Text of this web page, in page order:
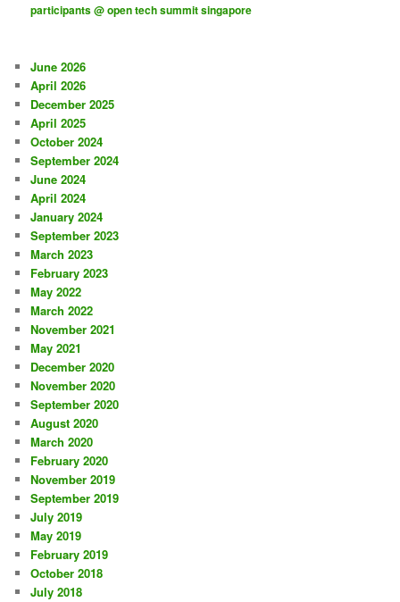
participants @ open tech summit singapore
June 2026
April 2026
December 2025
April 2025
October 2024
September 2024
June 2024
April 2024
January 2024
September 2023
March 2023
February 2023
May 2022
March 2022
November 2021
May 2021
December 2020
November 2020
September 2020
August 2020
March 2020
February 2020
November 2019
September 2019
July 2019
May 2019
February 2019
October 2018
July 2018